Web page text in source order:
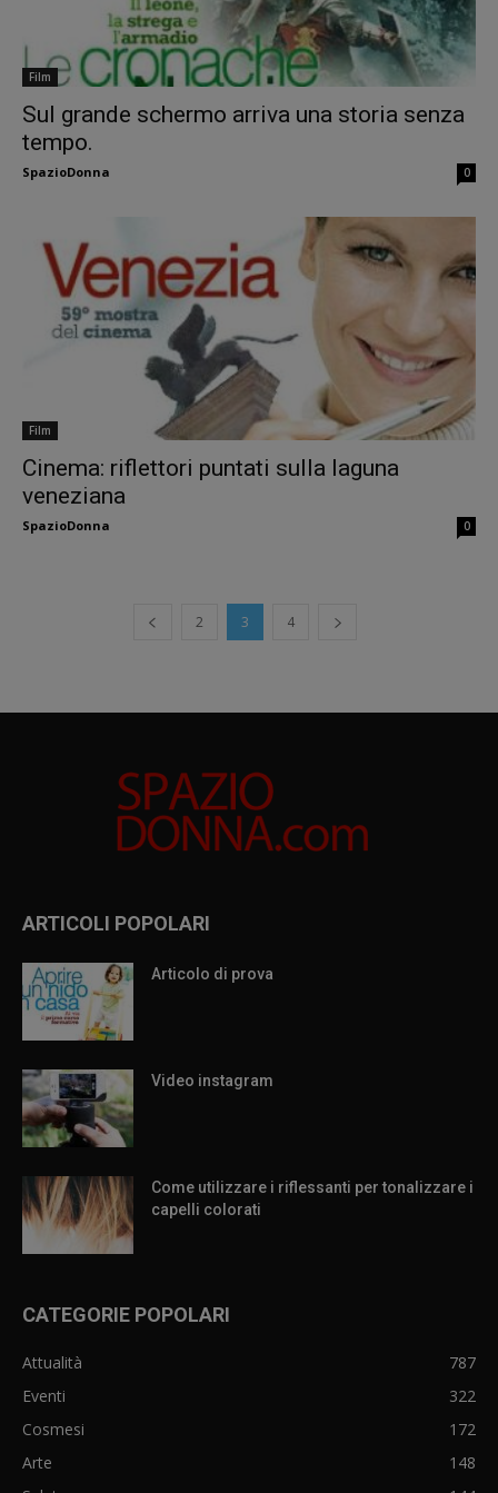
Film
Sul grande schermo arriva una storia senza
tempo.
SpazioDonna 0
Film
Cinema: riflettori puntati sulla laguna
veneziana
SpazioDonna 0
2 3 4
ARTICOLI POPOLARI
Articolo di prova
Video instagram
Come utilizzare i riflessanti per tonalizzare i
capelli colorati
CATEGORIE POPOLARI
Attualità
787
Eventi
322
Cosmesi
172
Arte
148